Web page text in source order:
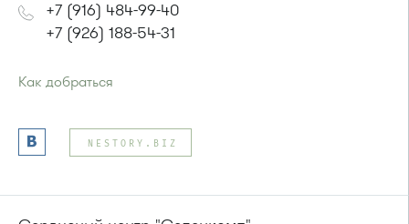
+7 (916) 484-99-40
+7 (926) 188-54-31
Как добраться
Автобус № 20.
или до остановки"Корпус 814"
NESTORY.BIZ